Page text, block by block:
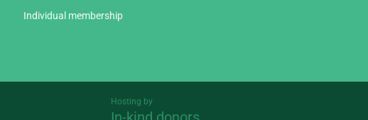
Individual membership
Hosting by